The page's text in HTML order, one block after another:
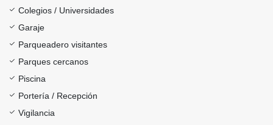
Colegios / Universidades
Garaje
Parqueadero visitantes
Parques cercanos
Piscina
Portería / Recepción
Vigilancia